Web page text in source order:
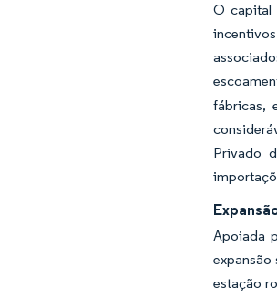
O capital
fábricas,
Privado
Apoiada
expansão
estação